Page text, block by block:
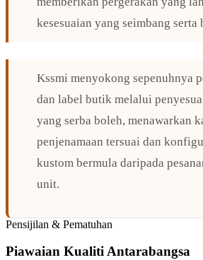
kesesuaian yang seimbang serta
Kssmi menyokong sepenuhnya
dan label butik melalui
yang serba boleh, menawarkan
penjenamaan tersuai dan
kustom bermula daripada
unit.
Pensijilan & Pematuhan
Piawaian Kualiti Antarabangsa